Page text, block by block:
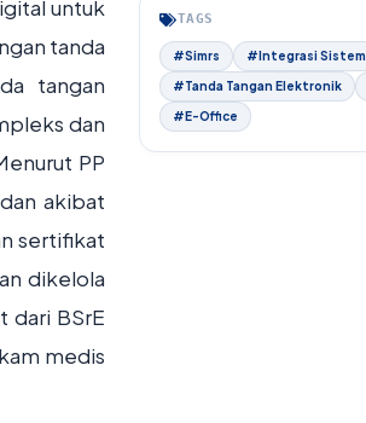
untuk
tanda
tangan
dan
PP
akibat
sertifikat
dikelola
dari BSrE
medis
TAGS
#Simrs #Integrasi Sistem
#Tanda Tangan Elektronik
#E-Office